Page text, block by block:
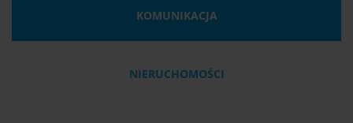
KOMUNIKACJA
NIERUCHOMOŚCI